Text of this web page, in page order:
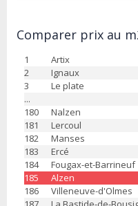
Comparer prix au
1 Artix
2
Ignaux
3
Le plate
...
180
Nalzen
181
Lercoul
182
Manses
183
Ercé
184
Fougax-et-Barrineuf
185
Alzen
186
Villeneuve-d'Olmes